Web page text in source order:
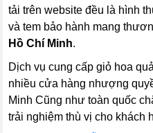
tải trên website đều là hình
và tem bảo hành mang
Hồ Chí Minh.
Dịch vụ cung cấp giỏ hoa
nhiều cửa hàng nhượng
Minh Cũng như toàn quốc
trải nghiệm thù vị cho khách